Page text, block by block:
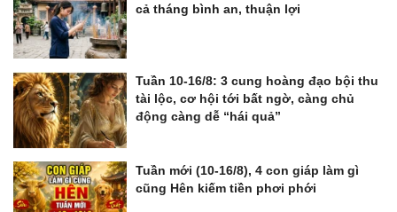
cả tháng bình an, thuận lợi
Tuần 10-16/8: 3 cung hoàng đạo bội thu
tài lộc, cơ hội tới bất ngờ, càng chủ
động càng dễ “hái quả”
Tuần mới (10-16/8), 4 con giáp làm gì
cũng Hên kiếm tiền phơi phới